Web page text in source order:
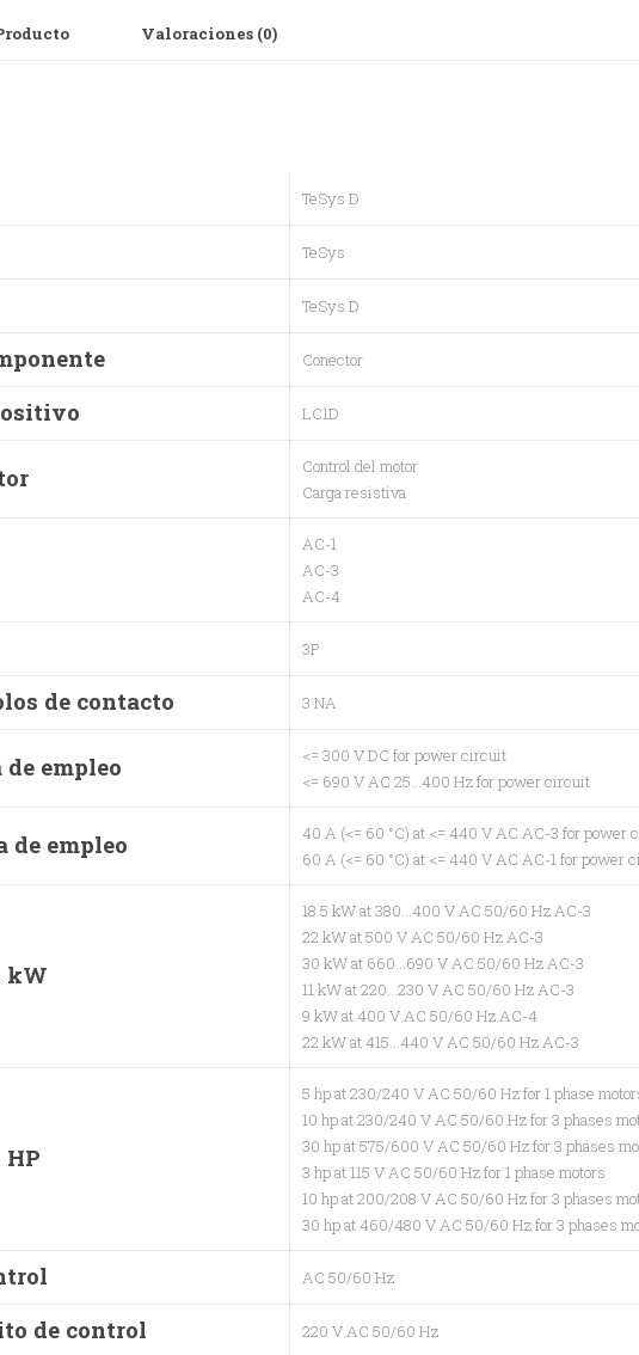
Valoraciones (0)
TeSys D
TeSys
TeSys D
Conector
LC1D
Control del motor
Carga resistiva
AC-1
AC-3
AC-4
3P
de contacto 3 NA
empleo
<= 300 V DC for power circuit
<= 690 V AC 25…400 Hz for power circuit
de empleo
40 A (<= 60 °C) at <= 440 V AC AC-3 for power
60 A (<= 60 °C) at <= 440 V AC AC-1 for power
kW
18.5 kW at 380…400 V AC 50/60 Hz AC-3
22 kW at 500 V AC 50/60 Hz AC-3
30 kW at 660…690 V AC 50/60 Hz AC-3
11 kW at 220…230 V AC 50/60 Hz AC-3
9 kW at 400 V AC 50/60 Hz AC-4
22 kW at 415…440 V AC 50/60 Hz AC-3
5 hp at 230/240 V AC 50/60 Hz for 1 phase
10 hp at 230/240 V AC 50/60 Hz for 3 phases
30 hp at 575/600 V AC 50/60 Hz for 3 phases
3 hp at 115 V AC 50/60 Hz for 1 phase motors
10 hp at 200/208 V AC 50/60 Hz for 3 phases
30 hp at 460/480 V AC 50/60 Hz for 3 phases
AC 50/60 Hz
de control 220 V AC 50/60 Hz